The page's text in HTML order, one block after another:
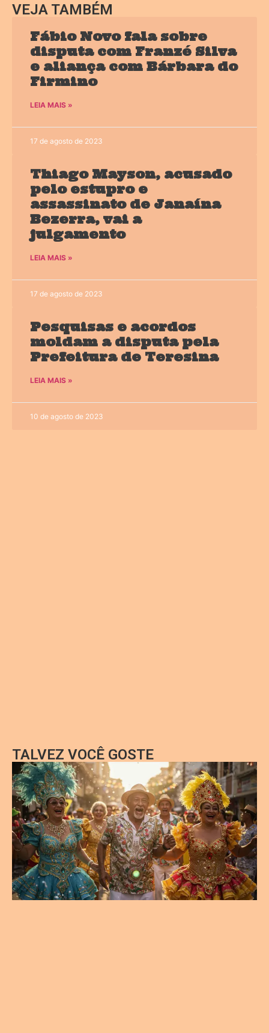
VEJA TAMBÉM
Fábio Novo fala sobre
disputa com Franzé Silva
e aliança com Bárbara do
Firmino
LEIA MAIS »
17 de agosto de 2023
Thiago Mayson, acusado
pelo estupro e
assassinato de Janaína
Bezerra, vai a
julgamento
LEIA MAIS »
17 de agosto de 2023
Pesquisas e acordos
moldam a disputa pela
Prefeitura de Teresina
LEIA MAIS »
10 de agosto de 2023
TALVEZ VOCÊ GOSTE